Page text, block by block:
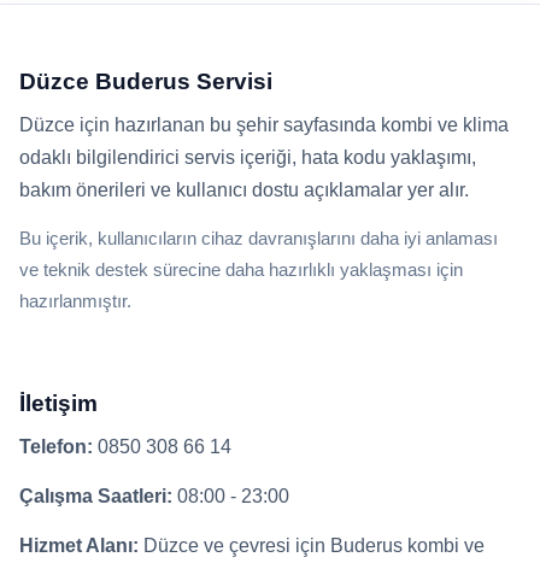
Düzce Buderus Servisi
Düzce için hazırlanan bu şehir sayfasında kombi ve klima
odaklı bilgilendirici servis içeriği, hata kodu yaklaşımı,
bakım önerileri ve kullanıcı dostu açıklamalar yer alır.
Bu içerik, kullanıcıların cihaz davranışlarını daha iyi anlaması
ve teknik destek sürecine daha hazırlıklı yaklaşması için
hazırlanmıştır.
İletişim
Telefon: 0850 308 66 14
Çalışma Saatleri: 08:00 - 23:00
Hizmet Alanı: Düzce ve çevresi için Buderus kombi ve